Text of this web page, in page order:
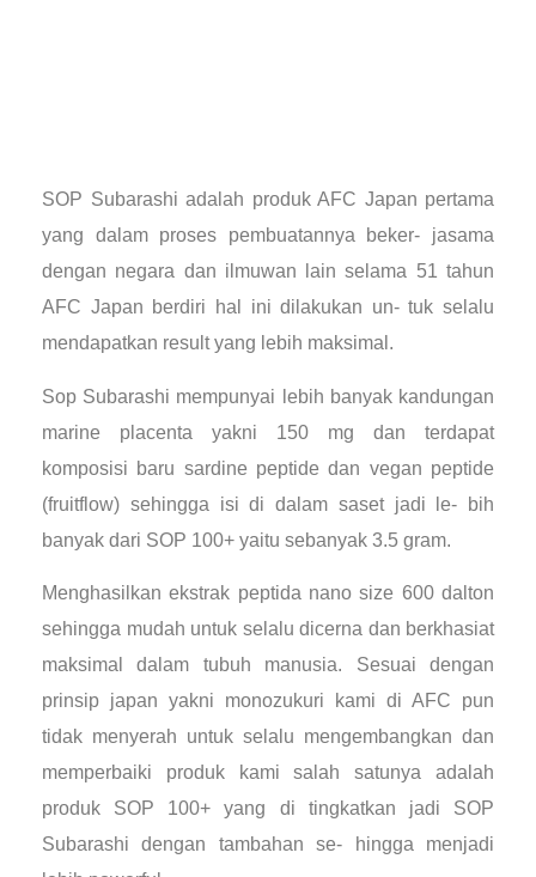
SOP Subarashi adalah produk AFC Japan pertama
yang dalam proses pembuatannya beker- jasama
dengan negara dan ilmuwan lain selama 51 tahun
AFC Japan berdiri hal ini dilakukan un- tuk selalu
mendapatkan result yang lebih maksimal.
Sop Subarashi mempunyai lebih banyak kandungan
marine placenta yakni 150 mg dan terdapat
komposisi baru sardine peptide dan vegan peptide
(fruitflow) sehingga isi di dalam saset jadi le- bih
banyak dari SOP 100+ yaitu sebanyak 3.5 gram.
Menghasilkan ekstrak peptida nano size 600 dalton
sehingga mudah untuk selalu dicerna dan berkhasiat
maksimal dalam tubuh manusia. Sesuai dengan
prinsip japan yakni monozukuri kami di AFC pun
tidak menyerah untuk selalu mengembangkan dan
memperbaiki produk kami salah satunya adalah
produk SOP 100+ yang di tingkatkan jadi SOP
Subarashi dengan tambahan se- hingga menjadi